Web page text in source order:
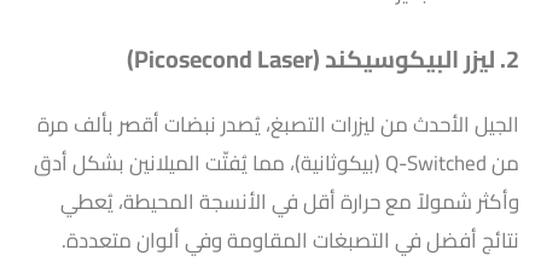
2. ليزر البيكوسيكند (Picosecond Laser)
الجيل الأحدث من ليزرات التصبغ، يُصدر نبضات أقصر بألف مرة
من Q-Switched (بيكوثانية)، مما يُفتّت الميلانين بشكل أدق
وأكثر شمولاً مع حرارة أقل في الأنسجة المحيطة، يُعطي
نتائج أفضل في التصبغات المقاومة وفي ألوان متعددة.